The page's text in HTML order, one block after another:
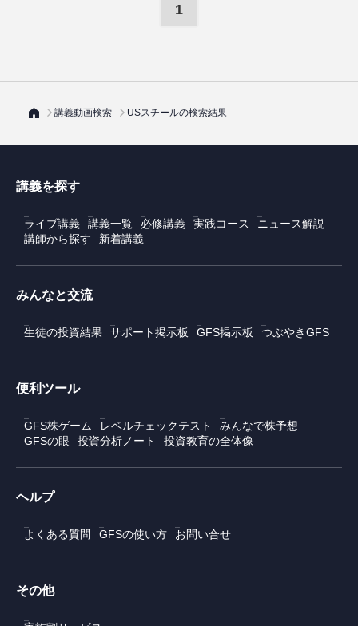
1
講義動画検索 USスチールの検索結果
講義を探す
ライブ講義 講義一覧 必修講義 実践コース
ニュース解説
講師から探す
新着講義
みんなと交流
生徒の投資結果 サポート掲示板 GFS掲示板 つぶやきGFS
便利ツール
GFS株ゲーム レベルチェックテスト
みんなで株予想
GFSの眼
投資分析ノート 投資教育の全体像
ヘルプ
よくある質問 GFSの使い方 お問い合せ
その他